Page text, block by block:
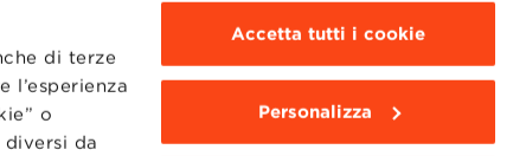
di terze
o
da
Accetta tutti i cookie
Personalizza